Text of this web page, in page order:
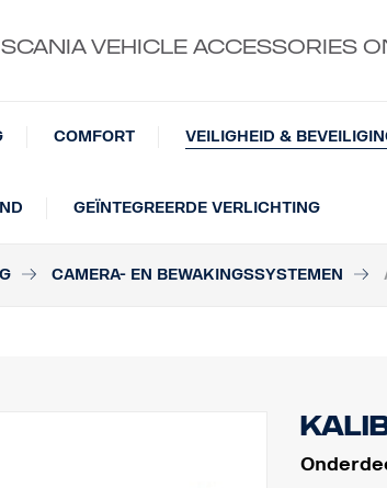
SCANIA VEHICLE ACCESSORIES
COMFORT VEILIGHEID &
GEÏNTEGREERDE VERLICHTING
CAMERA- EN BEWAKINGSSYSTEMEN